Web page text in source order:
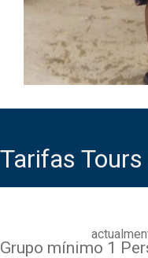
Tarifas
Grupo mínimo 1